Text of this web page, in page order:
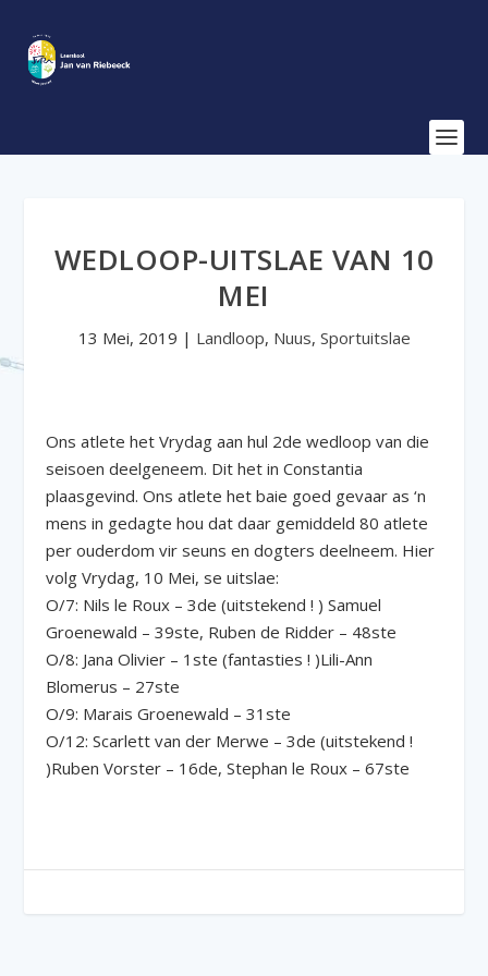
WEDLOOP-UITSLAE VAN 10
MEI
13 Mei, 2019 | Landloop, Nuus, Sportuitslae
Ons atlete het Vrydag aan hul 2de wedloop van die
seisoen deelgeneem. Dit het in Constantia
plaasgevind. Ons atlete het baie goed gevaar as ‘n
mens in gedagte hou dat daar gemiddeld 80 atlete
per ouderdom vir seuns en dogters deelneem. Hier
volg Vrydag, 10 Mei, se uitslae:
O/7: Nils le Roux – 3de (uitstekend ! ) Samuel
Groenewald – 39ste, Ruben de Ridder – 48ste
O/8: Jana Olivier – 1ste (fantasties ! )Lili-Ann
Blomerus – 27ste
O/9: Marais Groenewald – 31ste
O/12: Scarlett van der Merwe – 3de (uitstekend !
)Ruben Vorster – 16de, Stephan le Roux – 67ste